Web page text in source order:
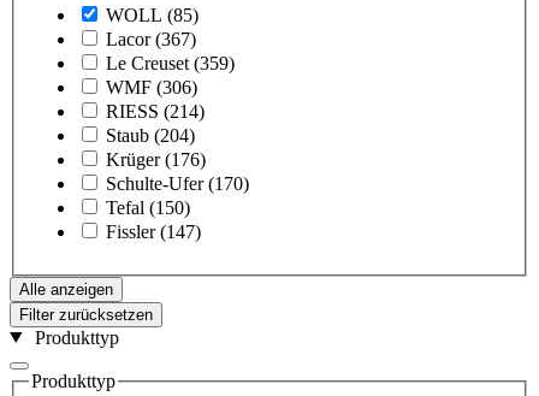
WOLL (85)
Lacor (367)
Le Creuset (359)
WMF (306)
RIESS (214)
Staub (204)
Krüger (176)
Schulte-Ufer (170)
Tefal (150)
Fissler (147)
Alle anzeigen
Filter zurücksetzen
Produkttyp
Produkttyp